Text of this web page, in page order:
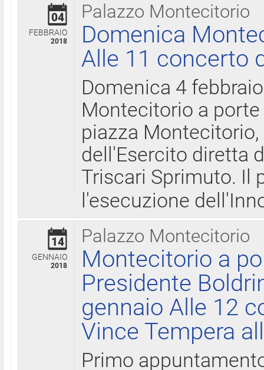
Palazzo Montecitorio
04
FEBBRAIO
2018
Domenica
Alle 11 concerto
Domenica 4
Montecitorio a
piazza
dell'Esercito diretta
Triscari Sprimuto. Il
l'esecuzione
Palazzo Montecitorio
14
GENNAIO
2018
Montecitorio a
Presidente
gennaio Alle 12
Vince Tempera
Primo